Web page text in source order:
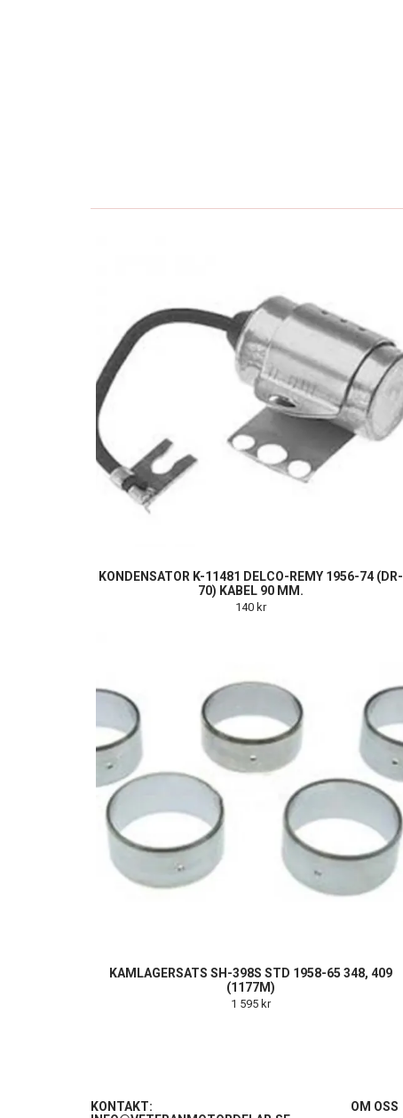
KONDENSATOR K-11481 DELCO-REMY 1956-74 (DR-
70) KABEL 90 MM.
140 kr
KAMLAGERSATS SH-398S STD 1958-65 348, 409
(1177M)
1 595 kr
KONTAKT:
OM OSS